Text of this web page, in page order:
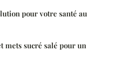
pour votre santé au
mets sucré salé pour un